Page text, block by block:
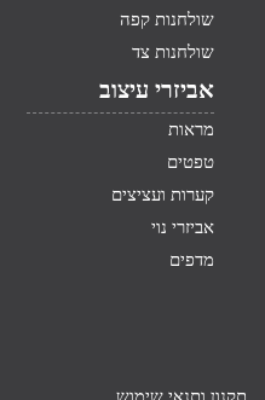
שולחנות קפה
שולחנות צד
אביזרי עיצוב
מראות
טפטים
קערות ועציצים
אביזרי נוי
מדפים